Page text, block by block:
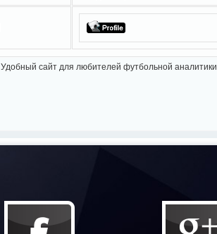
Удобный сайт для любителей футбольной аналитики